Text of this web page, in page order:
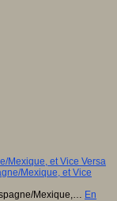
Mexique, et Vice Versa
Mexique,… En